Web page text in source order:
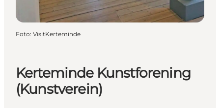
Kerteminde Kunstforening
(Kunstverein)
Foto: VisitKerteminde